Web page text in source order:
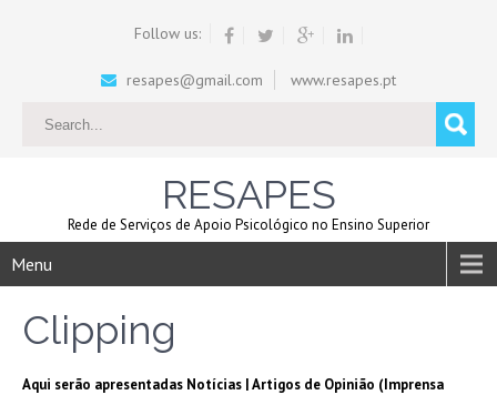
Follow us:
resapes@gmail.com www.resapes.pt
RESAPES
Rede de Serviços de Apoio Psicológico no Ensino Superior
Menu
Clipping
Aqui serão apresentadas Notícias | Artigos de Opinião ​(Imprensa